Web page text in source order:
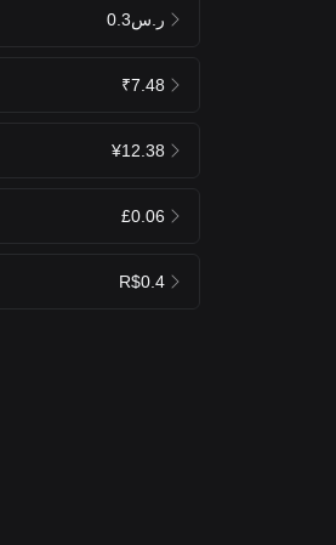
ر.س0.3
₹7.48
¥12.38
£0.06
R$0.4